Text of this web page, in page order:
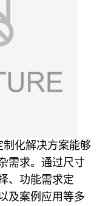
化解决方案能够
需求。通过尺寸
、功能需求定
及案例应用等多